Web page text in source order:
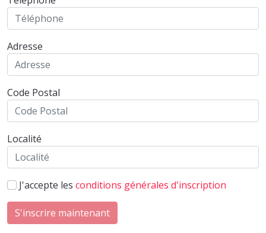
Adresse
Code Postal
Localité
J'accepte les conditions générales d'inscription
S'inscrire maintenant